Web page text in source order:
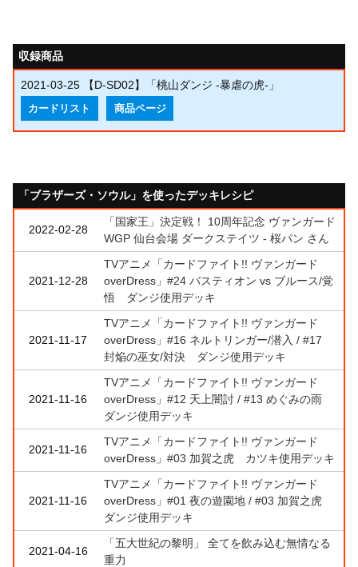
収録商品
2021-03-25 【D-SD02】「桃山ダンジ -暴虐の虎-」
カードリスト 商品ページ
「ブラザーズ・ソウル」を使ったデッキレシピ
2022-02-28
「国家王」決定戦！ 10周年記念 ヴァンガード
WGP 仙台会場 ダークステイツ - 桜パン さん
2021-12-28
TVアニメ「カードファイト!! ヴァンガード
overDress」#24 バスティオン vs ブルース/覚
悟 ダンジ使用デッキ
2021-11-17
TVアニメ「カードファイト!! ヴァンガード
overDress」#16 ネルトリンガー/潜入 / #17
封焔の巫女/対決 ダンジ使用デッキ
2021-11-16
TVアニメ「カードファイト!! ヴァンガード
overDress」#12 天上闇討 / #13 めぐみの雨
ダンジ使用デッキ
2021-11-16
TVアニメ「カードファイト!! ヴァンガード
overDress」#03 加賀之虎 カツキ使用デッキ
2021-11-16
TVアニメ「カードファイト!! ヴァンガード
overDress」#01 夜の遊園地 / #03 加賀之虎
ダンジ使用デッキ
2021-04-16
「五大世紀の黎明」 全てを飲み込む無情なる
重力